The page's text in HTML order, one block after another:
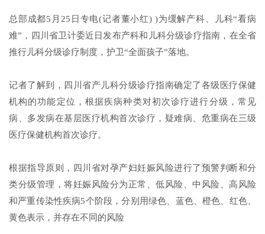
总部成都5月25日专电(记者董小红) )为缓解产科、儿科“看病
难”，四川省卫计委近日发布产科和儿科分级诊疗指南，在全省
推行儿科分级诊疗制度，护卫“全面孩子”落地。
记者了解到，四川省产儿科分级诊疗指南确定了各级医疗保健
机构的功能定位，根据疾病种类对初次诊疗进行分级，常见
病、多发病在基层医疗机构首次诊疗，疑难病、危重病在三级
医疗保健机构首次诊疗。
根据指导原则，四川省对孕产妇妊娠风险进行了预警判断和分
类分级管理，将妊娠风险分为正常、低风险、中风险、高风险
和严重传染性疾病5个阶段，分别用绿色、蓝色、橙色、红色、
黄色表示，并存在不同的风险